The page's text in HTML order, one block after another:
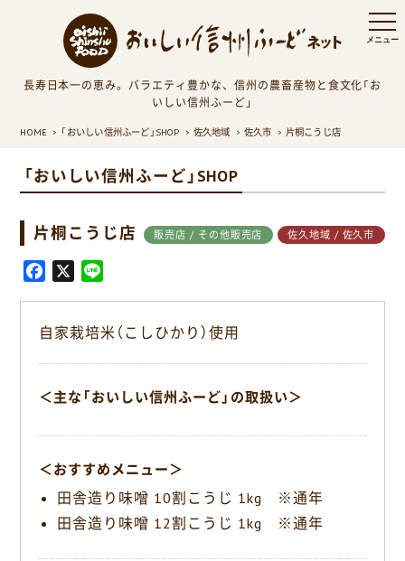
長寿日本一の恵み。バラエティ豊かな、信州の農畜産物と食文化「お
いしい信州ふーど」
HOME 「おいしい信州ふーど」SHOP 佐久地域 佐久市 片桐こうじ店
「おいしい信州ふーど」SHOP
片桐こうじ店 販売店 / その他販売店 佐久地域 / 佐久市
e
o
X
e
自家栽培米（こしひかり）使用
＜主な「おいしい信州ふーど」の取扱い＞
＜おすすめメニュー＞
田舎造り味噌 10割こうじ 1kg ※通年
田舎造り味噌 12割こうじ 1kg ※通年